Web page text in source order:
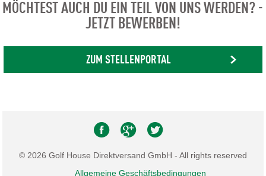
MÖCHTEST AUCH DU EIN TEIL VON UNS WERDEN? -
JETZT BEWERBEN!
ZUM STELLENPORTAL
© 2026 Golf House Direktversand GmbH - All rights reserved
Allgemeine Geschäftsbedingungen